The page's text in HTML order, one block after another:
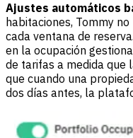
Ajustes automáticos
habitaciones, Tommy
cada ventana de
en la ocupación
de tarifas a medida que
que cuando una
dos días antes, la